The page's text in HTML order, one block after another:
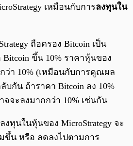
เหมือนกับการลงทุนใน
ถือครอง Bitcoin เป็น
ขึ้น 10% ราคาหุ้นของ
า 10% (เหมือนกับการคูณผล
กัน ถ้าราคา Bitcoin ลง 10%
จะลงมากกว่า 10% เช่นกัน
ทุนในหุ้นของ MicroStrategy จะ
ขึ้น หรือ ลดลงไปตามการ